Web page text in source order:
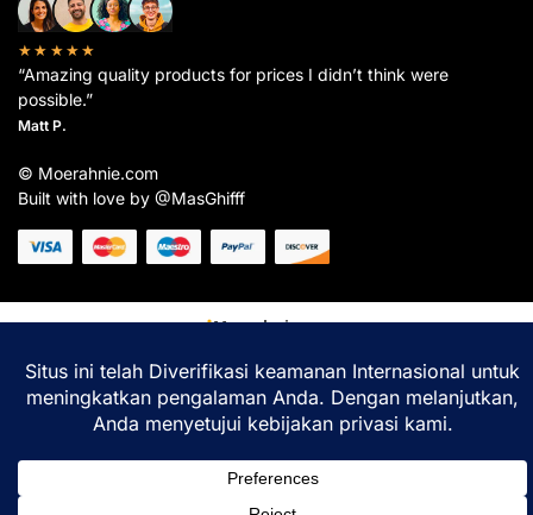
★★★★★
“Amazing quality products for prices I didn’t think were
possible.”
Matt P.
© Moerahnie.com
Built with love by @MasGhifff
Moerahnie.com
pengalaman belanja terbaik Anda.